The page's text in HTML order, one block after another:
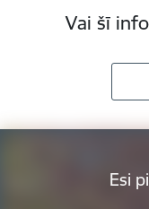
Vai šī
Esi